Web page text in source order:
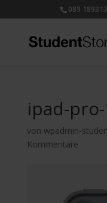
089
ipad-
von wpadmin-
Kommentare